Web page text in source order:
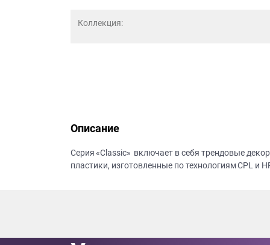
Коллекция:
Описание
Серия «Classic» включает в себя трендовые
пластики, изготовленные по технологиям CPL и